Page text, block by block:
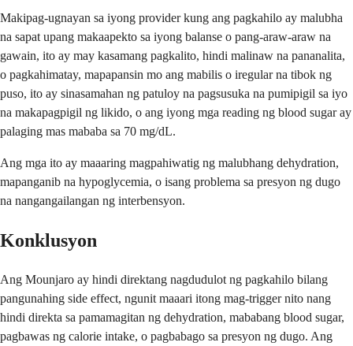
Makipag-ugnayan sa iyong provider kung ang pagkahilo ay malubha
na sapat upang makaapekto sa iyong balanse o pang-araw-araw na
gawain, ito ay may kasamang pagkalito, hindi malinaw na pananalita,
o pagkahimatay, mapapansin mo ang mabilis o iregular na tibok ng
puso, ito ay sinasamahan ng patuloy na pagsusuka na pumipigil sa iyo
na makapagpigil ng likido, o ang iyong mga reading ng blood sugar ay
palaging mas mababa sa 70 mg/dL.
Ang mga ito ay maaaring magpahiwatig ng malubhang dehydration,
mapanganib na hypoglycemia, o isang problema sa presyon ng dugo
na nangangailangan ng interbensyon.
Konklusyon
Ang Mounjaro ay hindi direktang nagdudulot ng pagkahilo bilang
pangunahing side effect, ngunit maaari itong mag-trigger nito nang
hindi direkta sa pamamagitan ng dehydration, mababang blood sugar,
pagbawas ng calorie intake, o pagbabago sa presyon ng dugo. Ang